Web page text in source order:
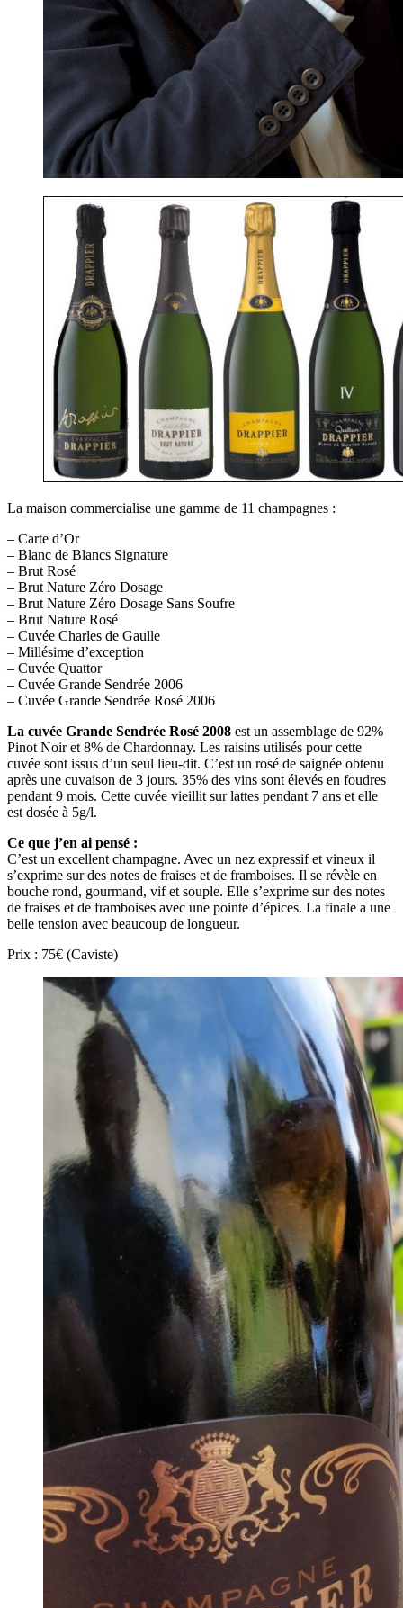
La maison commercialise une gamme de 11 champagnes :
– Carte d’Or
– Blanc de Blancs Signature
– Brut Rosé
– Brut Nature Zéro Dosage
– Brut Nature Zéro Dosage Sans Soufre
– Brut Nature Rosé
– Cuvée Charles de Gaulle
– Millésime d’exception
– Cuvée Quattor
– Cuvée Grande Sendrée 2006
– Cuvée Grande Sendrée Rosé 2006
La cuvée Grande Sendrée Rosé 2008 est un assemblage de 92%
Pinot Noir et 8% de Chardonnay. Les raisins utilisés pour cette
cuvée sont issus d’un seul lieu-dit. C’est un rosé de saignée obtenu
après une cuvaison de 3 jours. 35% des vins sont élevés en foudres
pendant 9 mois. Cette cuvée vieillit sur lattes pendant 7 ans et elle
est dosée à 5g/l.
Ce que j’en ai pensé :
C’est un excellent champagne. Avec un nez expressif et vineux il
s’exprime sur des notes de fraises et de framboises. Il se révèle en
bouche rond, gourmand, vif et souple. Elle s’exprime sur des notes
de fraises et de framboises avec une pointe d’épices. La finale a une
belle tension avec beaucoup de longueur.
Prix : 75€ (Caviste)